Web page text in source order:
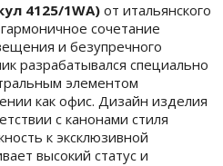
4125/1WA) от итальянского
сочетание
и безупречного
разрабатывался специально
элементом
как офис. Дизайн изделия
с канонами стиля
к эксклюзивной
высокий статус и